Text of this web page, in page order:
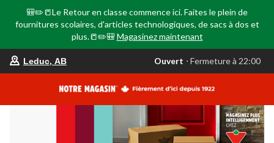
🎒✏️📒Le Retour en classe commence ici. Faites le plein de
fournitures scolaires, d'articles technologiques, de sacs à dos et
plus.📒✏️🎒 Magasinez maintenant
votre
est
AB,
Ouvert,
Fermeture
Leduc, AB Ouvert ⋅ Fermeture à 22:00